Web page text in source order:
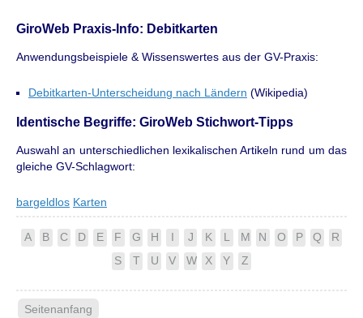
GiroWeb Praxis-Info: Debitkarten
Anwendungsbeispiele & Wissenswertes aus der GV-Praxis:
Debitkarten-Unterscheidung nach Ländern (Wikipedia)
Identische Begriffe: GiroWeb Stichwort-Tipps
Auswahl an unterschiedlichen lexikalischen Artikeln rund um das
gleiche GV-Schlagwort:
bargeldlos Karten
A B C D E F G H J K M N O P Q
R
S
T U V W X Y Z
Seitenanfang